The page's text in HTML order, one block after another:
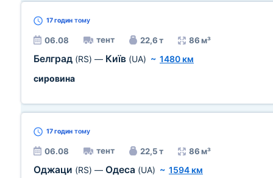
17 годин тому
06.08 тент 22,6 т 86 м³
Белград (RS) — Київ (UA) ~ 1480 км
сировина
17 годин тому
06.08 тент 22,5 т 86 м³
Оджаци (RS) — Одеса (UA) ~ 1594 км